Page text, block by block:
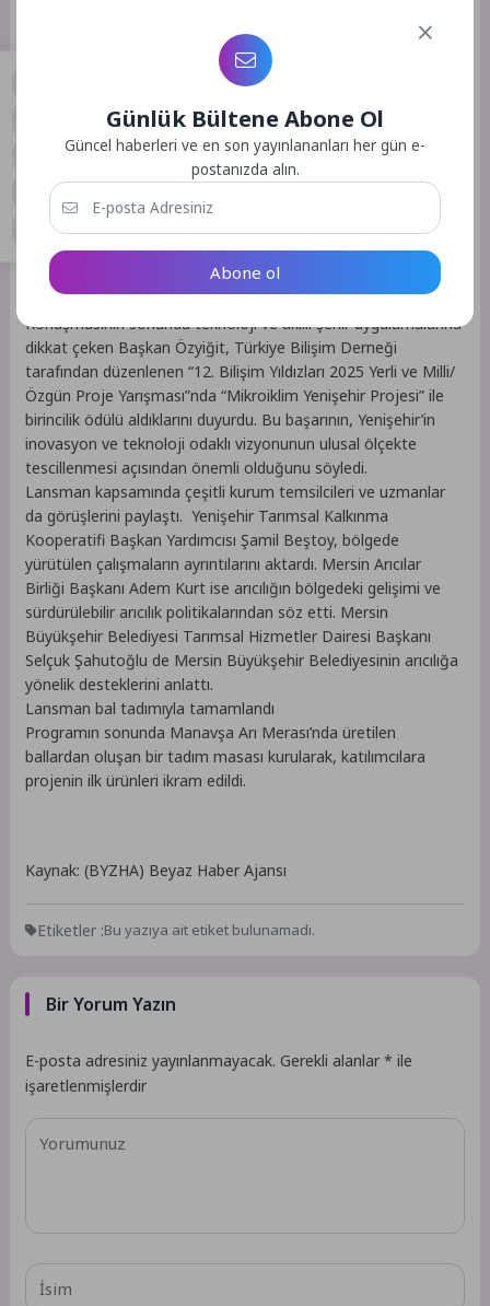
Yenişehir’in Avrupa Komisyonu’nun Destination Earth
(DestinE) programında Avrupa’daki 6 pilot şehirden biri
seçildiğini açıkladı. Bu kapsamda ilçede ısı adası etkisi, sıcaklık
artışının sağlık ve üretkenlik üzerindeki etkileri ile dijital ikiz
üzerinden iklim senaryolarının analiz edileceğini söyledi.
Ayrıca, Marmara Belediyeler Birliği’nin İNŞA – İklim Nötr
Şehirler Ağı Programı’na dahil edildiklerini belirten Özyiğit, bu
programla iklim uyumu kapasitesinin güçlendirileceğini,
sürdürülebilir ulaşım, enerji verimliliği ve yeşil altyapı gibi
alanlarda uluslararası uzmanlarla çalışma fırsatı elde
edileceğini ifade etti.
Türkiye Bilişim Derneğinden Yenişehir Belediyesine ödül
Konuşmasının sonunda teknoloji ve akıllı şehir uygulamalarına
dikkat çeken Başkan Özyiğit, Türkiye Bilişim Derneği
tarafından düzenlenen “12. Bilişim Yıldızları 2025 Yerli ve Milli/
Özgün Proje Yarışması”nda “Mikroiklim Yenişehir Projesi” ile
birincilik ödülü aldıklarını duyurdu. Bu başarının, Yenişehir’in
inovasyon ve teknoloji odaklı vizyonunun ulusal ölçekte
tescillenmesi açısından önemli olduğunu söyledi.
Lansman kapsamında çeşitli kurum temsilcileri ve uzmanlar
da görüşlerini paylaştı. Yenişehir Tarımsal Kalkınma
Kooperatifi Başkan Yardımcısı Şamil Beştoy, bölgede
yürütülen çalışmaların ayrıntılarını aktardı. Mersin Arıcılar
Birliği Başkanı Adem Kurt ise arıcılığın bölgedeki gelişimi ve
sürdürülebilir arıcılık politikalarından söz etti. Mersin
Büyükşehir Belediyesi Tarımsal Hizmetler Dairesi Başkanı
Selçuk Şahutoğlu de Mersin Büyükşehir Belediyesinin arıcılığa
yönelik desteklerini anlattı.
Lansman bal tadımıyla tamamlandı
Programın sonunda Manavşa Arı Merası’nda üretilen
ballardan oluşan bir tadım masası kurularak, katılımcılara
projenin ilk ürünleri ikram edildi.
Kaynak: (BYZHA) Beyaz Haber Ajansı
Etiketler :Bu yazıya ait etiket bulunamadı.
Bir Yorum Yazın
E-posta adresiniz yayınlanmayacak. Gerekli alanlar* ile
işaretlenmişlerdir
Günlük Bültene Abone Ol
Güncel haberleri ve en son yayınlananları her gün e-
postanızda alın.
Abone ol